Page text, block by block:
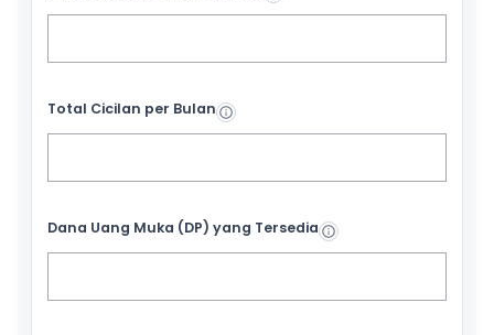
Total Cicilan per Bulan
Dana Uang Muka (DP) yang Tersedia